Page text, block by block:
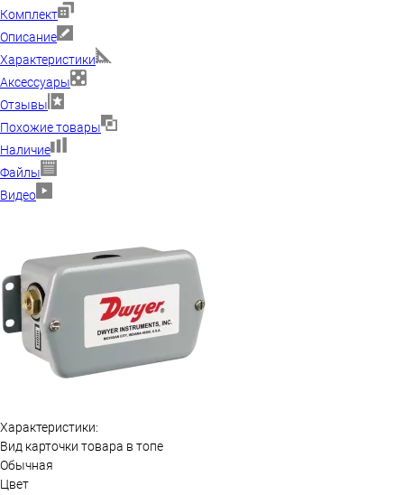
Комплект
Описание
Характеристики
Аксессуары
Отзывы
Похожие товары
Наличие
Файлы
Видео
Характеристики:
Вид карточки товара в топе
Обычная
Цвет